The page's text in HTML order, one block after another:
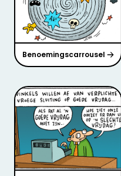
Benoemingscarrousel